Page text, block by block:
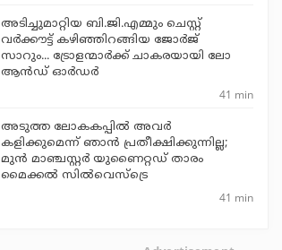
അടിച്ചുമാറ്റിയ ബി.ജി.എമ്മും ചെസ്റ്റ്
വര്‍ക്കൗട്ട് കഴിഞ്ഞിറങ്ങിയ ജോര്‍ജ്
സാറും... ട്രോളന്മാര്‍ക്ക് ചാകരയായി ലോ
ആന്‍ഡ് ഓര്‍ഡര്‍
41 min
അടുത്ത ലോകകപ്പില്‍ അവര്‍
കളിക്കുമെന്ന് ഞാന്‍ പ്രതീക്ഷിക്കുന്നില്ല;
മുന്‍ മാഞ്ചസ്റ്റര്‍ യുണൈറ്റഡ് താരം
മൈക്കൽ സില്‍വെസ്‌ട്രെ
41 min